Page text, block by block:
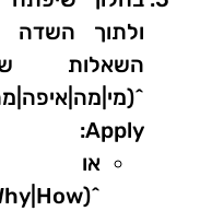
ולתוך השדה
השאלות
Apply:
או